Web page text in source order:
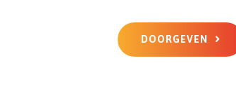
DOORGEVEN